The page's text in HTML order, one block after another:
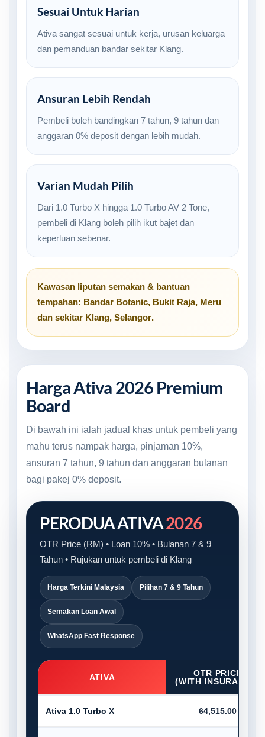
Sesuai Untuk Harian
Ativa sangat sesuai untuk kerja, urusan keluarga
dan pemanduan bandar sekitar Klang.
Ansuran Lebih Rendah
Pembeli boleh bandingkan 7 tahun, 9 tahun dan
anggaran 0% deposit dengan lebih mudah.
Varian Mudah Pilih
Dari 1.0 Turbo X hingga 1.0 Turbo AV 2 Tone,
pembeli di Klang boleh pilih ikut bajet dan
keperluan sebenar.
Kawasan liputan semakan & bantuan
tempahan: Bandar Botanic, Bukit Raja, Meru
dan sekitar Klang, Selangor.
Harga Ativa 2026 Premium
Board
Di bawah ini ialah jadual khas untuk pembeli yang
mahu terus nampak harga, pinjaman 10%,
ansuran 7 tahun, 9 tahun dan anggaran bulanan
bagi pakej 0% deposit.
PERODUA ATIVA2026
OTR Price (RM) • Loan 10% • Bulanan 7 & 9
Tahun • Rujukan untuk pembeli di Klang
Harga Terkini Malaysia Pilihan 7 & 9 Tahun
Semakan Loan Awal
WhatsApp Fast Response
ATIVA
OTR PRICE
(WITH INSURANCE)
Ativa 1.0 Turbo X 64,515.00